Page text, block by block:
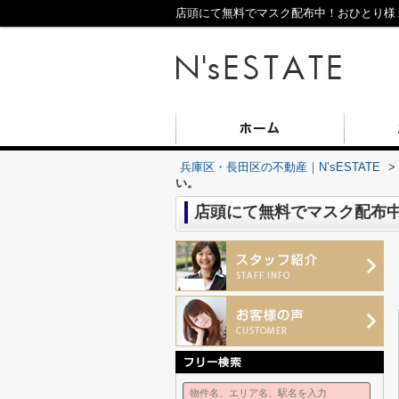
店頭にて無料でマスク配布中！おひとり
兵庫区・長田区の不動産｜N’sESTATE >
い。
店頭にて無料でマスク配布